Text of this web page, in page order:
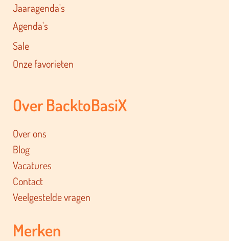
Jaaragenda's
Agenda's
Sale
Onze favorieten
Over BacktoBasiX
Over ons
Blog
Vacatures
Contact
Veelgestelde vragen
Merken